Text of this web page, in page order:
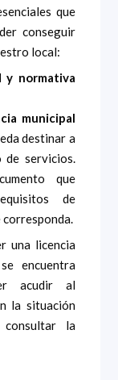
que
conseguir
local:
y normativa
municipal
destinar a
de servicios.
que
de
corresponda.
una licencia
se encuentra
acudir al
la situación
la